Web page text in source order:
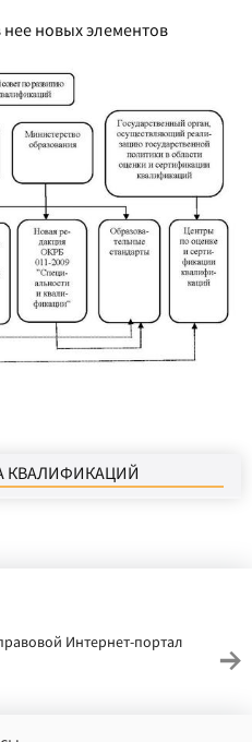
новых элементов
КВАЛИФИКАЦИЙ
Интернет-портал